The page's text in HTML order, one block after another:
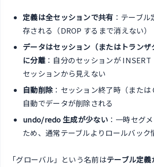
定義は全セッションで共有 ：テーブ
存される（DROP するまで消えない）
データはセッション（またはトランザ
に分離：自分のセッションが INSERT
セッションから見えない
自動削除 ：セッション終了時（また
自動でデータが削除される
undo/redo 生成が少ない：一時セグ
ため、通常テーブルよりロールバック
「グローバル」という名前はテーブル定